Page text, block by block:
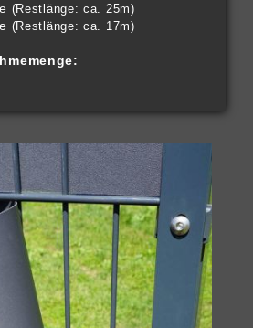
(Restlänge: ca. 25m)
(Restlänge: ca. 17m)